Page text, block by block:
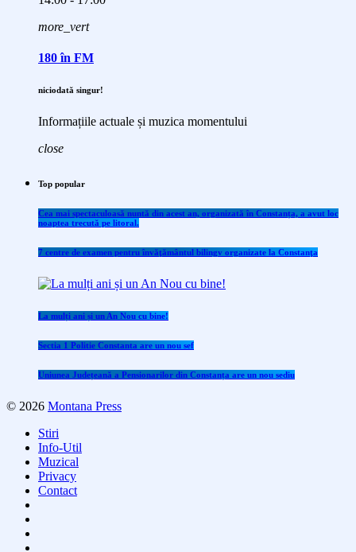
more_vert
180 în FM
niciodată singur!
Informațiile actuale și muzica momentului
close
Top popular
Cea mai spectaculoasă nuntă din acest an, organizată în Constanța, a avut loc
noaptea trecută pe litoral.
7 centre de examen pentru învăţământul bilingv organizate la Constanţa
La mulți ani și un An Nou cu bine!
Sectia 1 Politie Constanta are un nou sef
Uniunea Județeană a Pensionarilor din Constanța are un nou sediu
© 2026 Montana Press
Stiri
Info-Util
Muzical
Privacy
Contact